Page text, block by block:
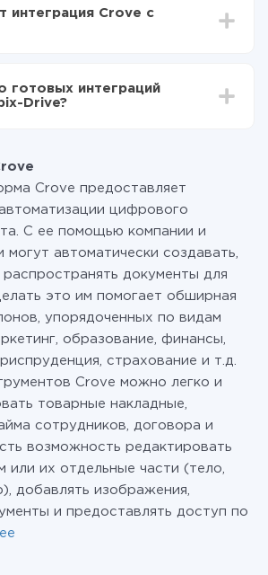
из Crove в Omnicell
от 5-ти до 30-минут. В
занимает 10-15 минут.
интеграция Crove с
только количество
по факту передаются из одной
при необходимости. Подробнее
готовых интеграций
Drive?
Crove предоставляет
цифрового
С ее помощью компании и
могут автоматически создавать,
документы для
это им помогает обширная
упорядоченных по видам
образование, финансы,
страхование и т.д.
Crove можно легко и
товарные накладные,
сотрудников, договора и
возможность редактировать
их отдельные части (тело,
добавлять изображения,
и предоставлять доступ по